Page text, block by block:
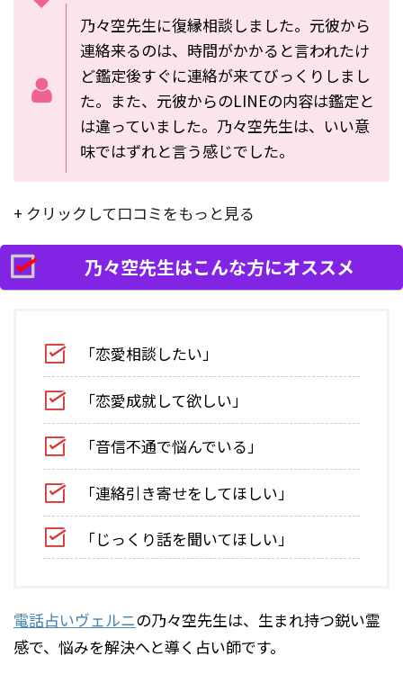
乃々空先生に復縁相談しました。元彼から
連絡来るのは、時間がかかると言われたけ
ど鑑定後すぐに連絡が来てびっくりしまし
た。また、元彼からのLINEの内容は鑑定と
は違っていました。乃々空先生は、いい意
味ではずれと言う感じでした。
+ クリックして口コミをもっと見る
乃々空先生はこんな方にオススメ
「恋愛相談したい」
「恋愛成就して欲しい」
「音信不通で悩んでいる」
「連絡引き寄せをしてほしい」
「じっくり話を聞いてほしい」
電話占いヴェルニの乃々空先生は、生まれ持つ鋭い霊
感で、悩みを解決へと導く占い師です。